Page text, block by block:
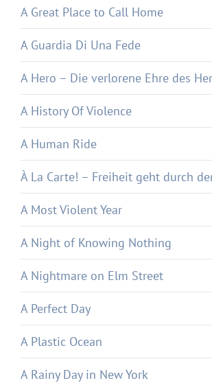
A Great Place to Call Home
A Guardia Di Una Fede
A Hero – Die verlorene Ehre des
A History Of Violence
A Human Ride
À La Carte! – Freiheit geht durch
A Most Violent Year
A Night of Knowing Nothing
A Nightmare on Elm Street
A Perfect Day
A Plastic Ocean
A Rainy Day in New York